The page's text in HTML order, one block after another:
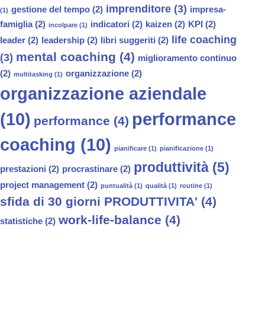
(1) gestione del tempo (2) imprenditore (3) impresa-
famiglia(2) incolpare (1) indicatori (2) kaizen (2) KPI (2)
leader (2) leadership (2) libri suggeriti (2) life coaching
(3) mental coaching (4) miglioramento continuo
(2) multitasking (1) organizzazione (2)
organizzazione aziendale
(10) performance (4) performance
coaching (10) pianificare (1) pianificazione (1)
prestazioni (2) procrastinare (2) produttività (5)
project management (2) puntualità (1) qualità (1) routine (1)
sfida di 30 giorni PRODUTTIVITA' (4)
statistiche (2) work-life-balance (4)